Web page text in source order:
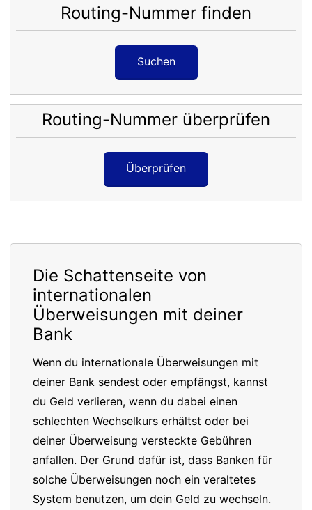
Routing-Nummer finden
Suchen
Routing-Nummer überprüfen
Überprüfen
Die Schattenseite von
internationalen
Überweisungen mit deiner
Bank
Wenn du internationale Überweisungen mit
deiner Bank sendest oder empfängst, kannst
du Geld verlieren, wenn du dabei einen
schlechten Wechselkurs erhältst oder bei
deiner Überweisung versteckte Gebühren
anfallen. Der Grund dafür ist, dass Banken für
solche Überweisungen noch ein veraltetes
System benutzen, um dein Geld zu wechseln.